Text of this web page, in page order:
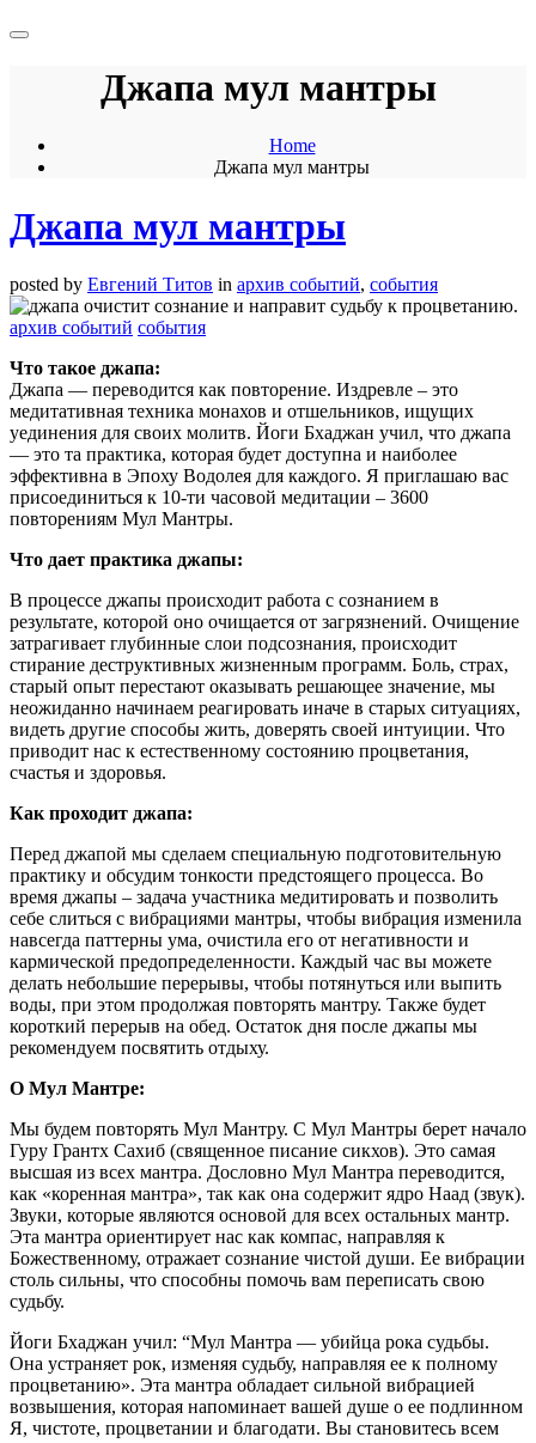
Джапа мул мантры
Home
Джапа мул мантры
Джапа мул мантры
posted by Евгений Титов in архив событий, события
архив событий события
Что такое джапа:
Джапа — переводится как повторение. Издревле – это
медитативная техника монахов и отшельников, ищущих
уединения для своих молитв. Йоги Бхаджан учил, что джапа
— это та практика, которая будет доступна и наиболее
эффективна в Эпоху Водолея для каждого. Я приглашаю вас
присоединиться к 10-ти часовой медитации – 3600
повторениям Мул Мантры.
Что дает практика джапы:
В процессе джапы происходит работа с сознанием в
результате, которой оно очищается от загрязнений. Очищение
затрагивает глубинные слои подсознания, происходит
стирание деструктивных жизненным программ. Боль, страх,
старый опыт перестают оказывать решающее значение, мы
неожиданно начинаем реагировать иначе в старых ситуациях,
видеть другие способы жить, доверять своей интуиции. Что
приводит нас к естественному состоянию процветания,
счастья и здоровья.
Как проходит джапа:
Перед джапой мы сделаем специальную подготовительную
практику и обсудим тонкости предстоящего процесса. Во
время джапы – задача участника медитировать и позволить
себе слиться с вибрациями мантры, чтобы вибрация изменила
навсегда паттерны ума, очистила его от негативности и
кармической предопределенности. Каждый час вы можете
делать небольшие перерывы, чтобы потянуться или выпить
воды, при этом продолжая повторять мантру. Также будет
короткий перерыв на обед. Остаток дня после джапы мы
рекомендуем посвятить отдыху.
О Мул Мантре:
Мы будем повторять Мул Мантру. С Мул Мантры берет начало
Гуру Грантх Сахиб (священное писание сикхов). Это самая
высшая из всех мантра. Дословно Мул Мантра переводится,
как «коренная мантра», так как она содержит ядро Наад (звук).
Звуки, которые являются основой для всех остальных мантр.
Эта мантра ориентирует нас как компас, направляя к
Божественному, отражает сознание чистой души. Ее вибрации
столь сильны, что способны помочь вам переписать свою
судьбу.
Йоги Бхаджан учил: “Мул Мантра — убийца рока судьбы.
Она устраняет рок, изменяя судьбу, направляя ее к полному
процветанию». Эта мантра обладает сильной вибрацией
возвышения, которая напоминает вашей душе о ее подлинном
Я, чистоте, процветании и благодати. Вы становитесь всем